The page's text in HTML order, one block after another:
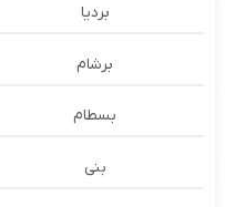
بردیا
برشام
بسطام
بنی